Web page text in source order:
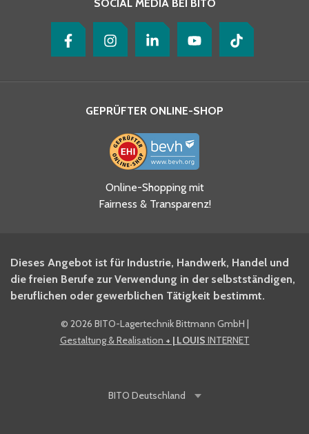
Ja, ich habe die
Datenschutzhinweise gelesen
und akzeptiere diese.
BITO Newsletter Fachwissen
Intralogistiker anmelden.
Ja, ich möchte mich für den
BITO Shop-Newsletter
SOCIAL MEDIA BEI BITO
GEPRÜFTER ONLINE-SHOP
Online-Shopping mit
Fairness & Transparenz!
Dieses Angebot ist für Industrie, Handwerk, Handel und
die freien Berufe zur Verwendung in der selbstständigen,
beruflichen oder gewerblichen Tätigkeit bestimmt.
© 2026 BITO-Lagertechnik Bittmann GmbH |
Gestaltung & Realisation + | LOUIS INTERNET
BITO Deutschland